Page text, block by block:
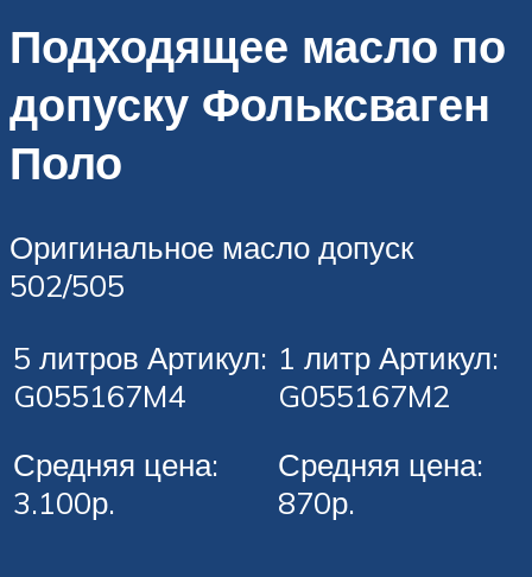
Подходящее масло по
допуску Фольксваген
Поло
Оригинальное масло допуск
502/505
5 литров Артикул:
G055167M4
Средняя цена:
3.100р.
1 литр Артикул:
G055167M2
Средняя цена:
870р.